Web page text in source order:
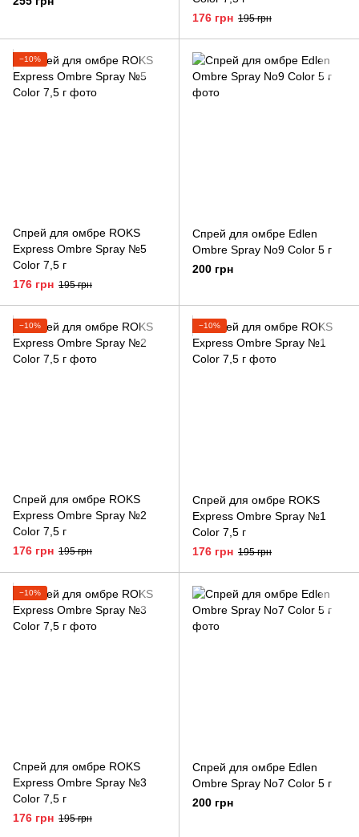
176 грн 195 грн
−10%
Спрей для омбре ROKS
Express Ombre Spray №5
Color 7,5 г
176 грн 195 грн
Спрей для омбре Edlen
Ombre Spray No9 Color 5 г
200 грн
−10%
Спрей для омбре ROKS
Express Ombre Spray №2
Color 7,5 г
176 грн 195 грн
−10%
Спрей для омбре ROKS
Express Ombre Spray №1
Color 7,5 г
176 грн 195 грн
−10%
Спрей для омбре ROKS
Express Ombre Spray №3
Color 7,5 г
176 грн 195 грн
Спрей для омбре Edlen
Ombre Spray No7 Color 5 г
200 грн